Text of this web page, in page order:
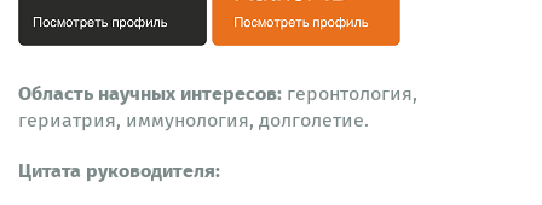
Область научных интересов: геронтология,
гериатрия, иммунология, долголетие.
Цитата руководителя: